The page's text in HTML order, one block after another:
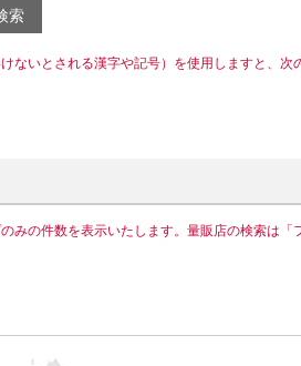
索
ないとされる漢字や記号）を使用しますと、次
みの件数を表示いたします。量販店の検索は「